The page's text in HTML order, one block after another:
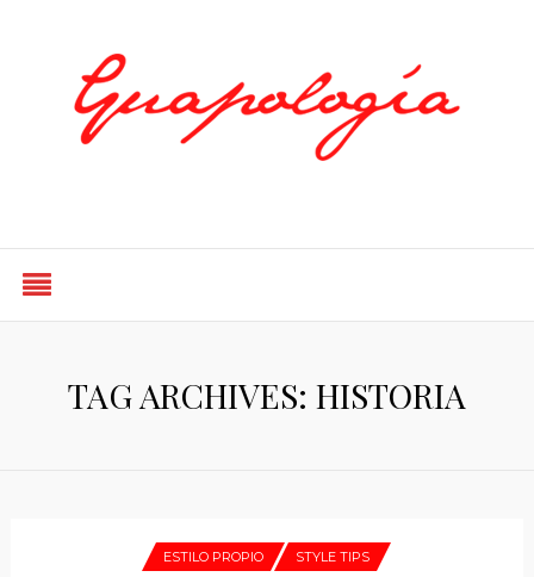
TAG ARCHIVES: HISTORIA
ESTILO PROPIO STYLE TIPS